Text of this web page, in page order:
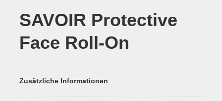
SAVOIR Protective
Face Roll-On
Zusätzliche Informationen